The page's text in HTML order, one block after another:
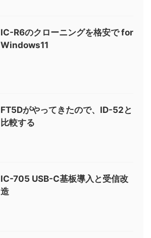
IC-R6のクローニングを格安で for
Windows11
FT5Dがやってきたので、ID-52と
比較する
IC-705 USB-C基板導入と受信改
造